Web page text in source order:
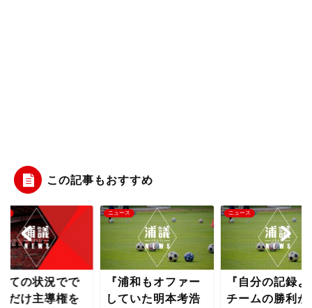
この記事もおすすめ
ての状況でで
だけ主導権を
ニュース
『浦和もオファー
していた明本考浩
ニュース
『自分の記録よ
チームの勝利が